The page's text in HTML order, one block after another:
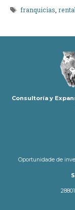
Etiquetas
franquicias ,
Consultoría y
Oportunidade de